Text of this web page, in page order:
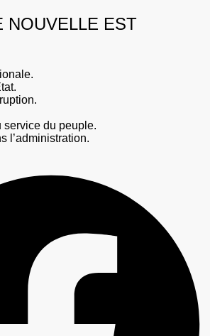
NOUVELLE EST
service du peuple.
l’administration.